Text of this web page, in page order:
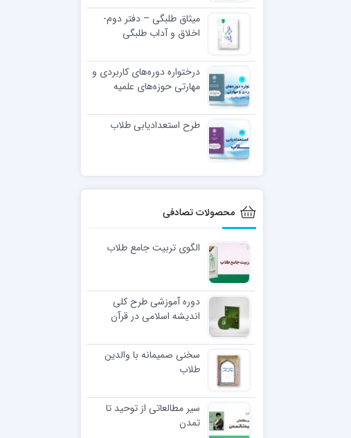
اسلامی)
میثاق طلبگی – دفتر دوم-
اخلاق و آداب طلبگی
درختواره دوره‌های کاربردی و
مهارتی حوزه‌های علمیه
طرح استعدادیابی طلاب
محصولات تصادفی
الگوی تربیت جامع طلاب
دوره آموزشی طرح کلی
اندیشه اسلامی در قرآن
سخنی صمیمانه با والدین
طلاب
سیر مطالعاتی از توحید تا
تمدن